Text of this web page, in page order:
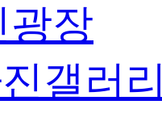
광장
갤러리